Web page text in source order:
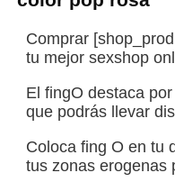
Comprar
tu mejor sexshop
El fingO destaca
que podrás llevar
Coloca fing O en tu
tus zonas erogenas